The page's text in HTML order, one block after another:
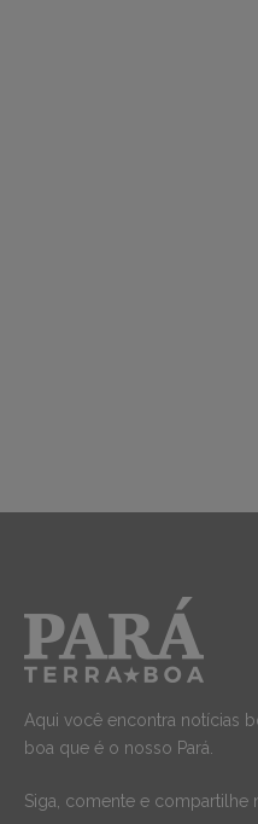
Aqui você encontra notícias
boa que é o nosso Pará.
Siga, comente e compartilhe